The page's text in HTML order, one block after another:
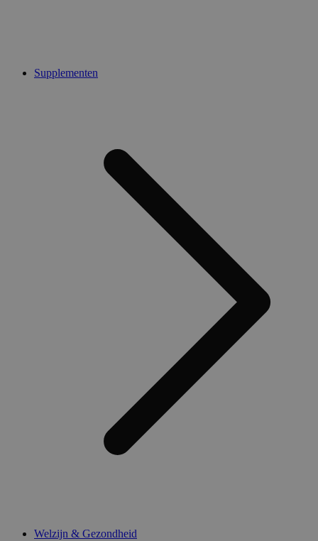
Supplementen
Welzijn & Gezondheid